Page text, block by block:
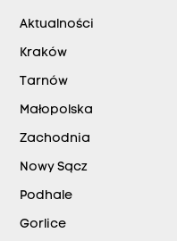
Aktualności
Kraków
Tarnów
Małopolska
Zachodnia
Nowy Sącz
Podhale
Gorlice